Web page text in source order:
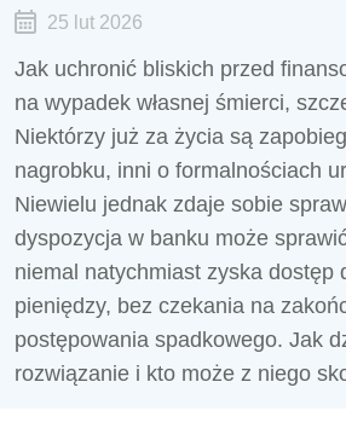
25 lut 2026
Jak uchronić bliskich przed
na wypadek własnej śmierci,
Niektórzy już za życia są
nagrobku, inni o formalnościach
Niewielu jednak zdaje sobie
dyspozycja w banku może
niemal natychmiast zyska dostęp
pieniędzy, bez czekania na
postępowania spadkowego. Jak
rozwiązanie i kto może z niego